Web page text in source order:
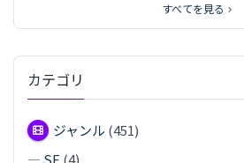
すべてを見る
カテゴリ
ジャンル (451)
— SF (4)